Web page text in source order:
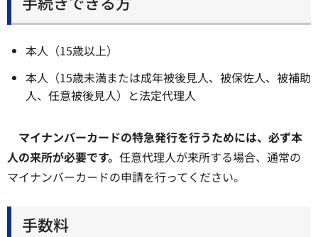
本人（15歳以上）
本人（15歳未満または成年被後見人、被保佐人、被補助
人、任意被後見人）と法定代理人
マイナンバーカードの特急発行を行うためには、必ず本
人の来所が必要です。 任意代理人が来所する場合、通常の
マイナンバーカードの申請を行ってください。
手数料